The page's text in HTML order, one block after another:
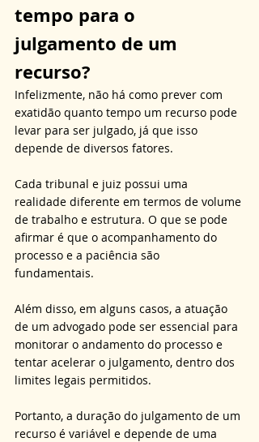
tempo para o
julgamento de um
recurso?
Infelizmente, não há como prever com
exatidão quanto tempo um recurso pode
levar para ser julgado, já que isso
depende de diversos fatores.
Cada tribunal e juiz possui uma
realidade diferente em termos de volume
de trabalho e estrutura. O que se pode
afirmar é que o acompanhamento do
processo e a paciência são
fundamentais.
Além disso, em alguns casos, a atuação
de um advogado pode ser essencial para
monitorar o andamento do processo e
tentar acelerar o julgamento, dentro dos
limites legais permitidos.
Portanto, a duração do julgamento de um
recurso é variável e depende de uma